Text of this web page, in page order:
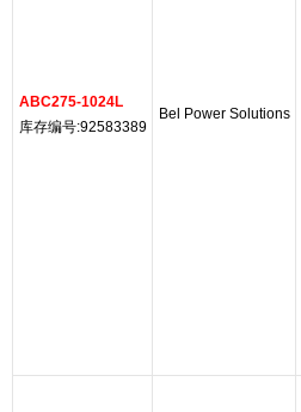
ABC275-1024L
库存编号:92583389
Bel Power Solutions